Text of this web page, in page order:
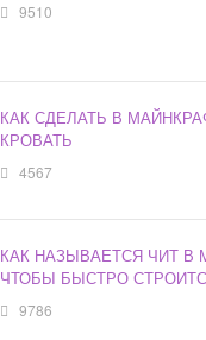
9510
КАК СДЕЛАТЬ В
КРОВАТЬ
4567
КАК НАЗЫВАЕТСЯ ЧИТ В
ЧТОБЫ БЫСТРО
9786